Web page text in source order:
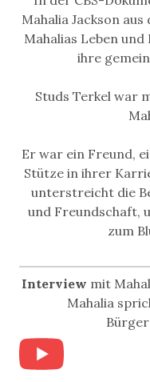
Mahalia Jackson
Mahalias Leben
ihre
Studs Terkel war
Er war ein Freund,
Stütze in ihrer
unterstreicht die
und Freundschaft,
zum
Interview mit
Mahalia